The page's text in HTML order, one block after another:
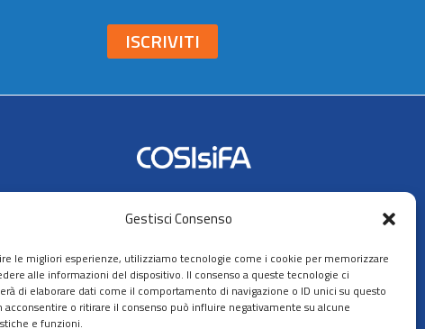
Gestisci Consenso
le migliori esperienze, utilizziamo tecnologie come i cookie per memorizzare
alle informazioni del dispositivo. Il consenso a queste tecnologie ci
di elaborare dati come il comportamento di navigazione o ID unici su questo
acconsentire o ritirare il consenso può influire negativamente su alcune
e funzioni.
ISCRIVITI
Seguici su: